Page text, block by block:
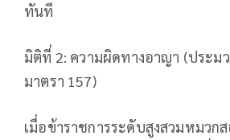
ทันที
มิติที่ 2: ความผิดทางอาญา (ประม
มาตรา 157)
เมื่อข้าราชการระดับสูงสวมหมวก